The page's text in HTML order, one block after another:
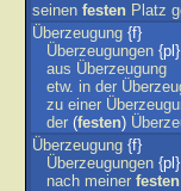
seinen festen Platz
Überzeugung {f}
Überzeugungen {pl}
aus Überzeugung
etw. in der
zu einer
der (festen)
Überzeugung {f}
Überzeugungen {pl}
nach meiner festen